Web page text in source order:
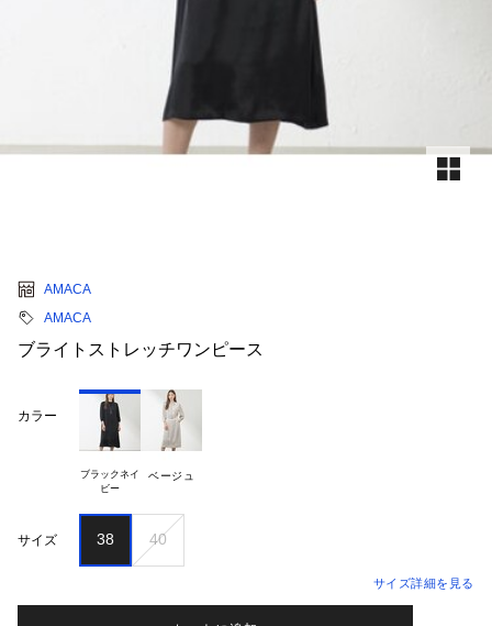
AMACA
AMACA
ブライトストレッチワンピース
カラー
ブラックネイ
ベージュ
サイズ 38 40
サイズ詳細を見る